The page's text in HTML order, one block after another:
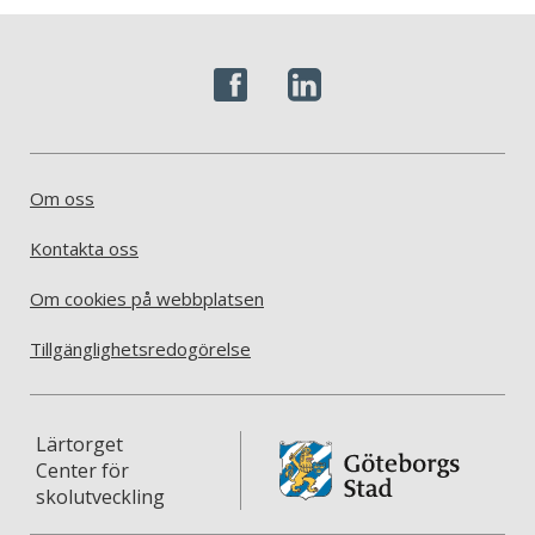
Om oss
Kontakta oss
Om cookies på webbplatsen
Tillgänglighetsredogörelse
Lärtorget
Center för
skolutveckling